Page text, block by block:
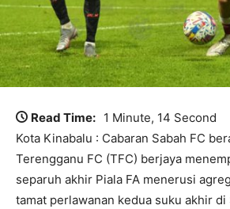
Read Time: 1 Minute, 14 Second
Kota Kinabalu : Cabaran Sabah FC
Terengganu FC (TFC) berjaya
separuh akhir Piala FA menerusi
tamat perlawanan kedua suku akhir di